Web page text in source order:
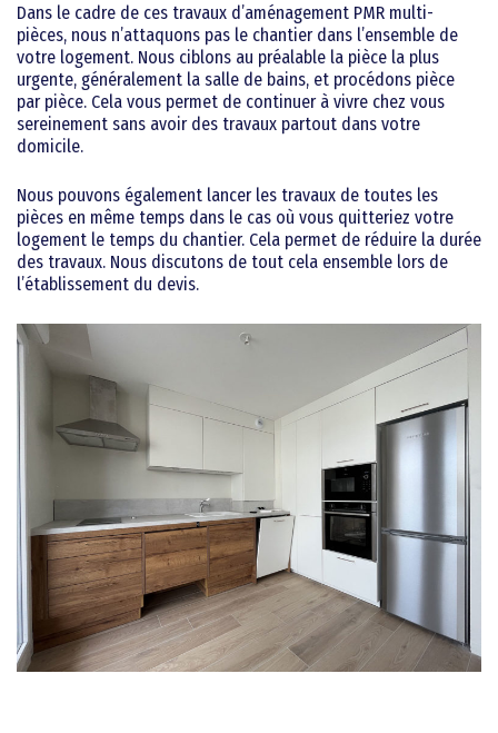
Dans le cadre de ces travaux d’aménagement PMR multi-
pièces, nous n’attaquons pas le chantier dans l’ensemble de
votre logement. Nous ciblons au préalable la pièce la plus
urgente, généralement la salle de bains, et procédons pièce
par pièce. Cela vous permet de continuer à vivre chez vous
sereinement sans avoir des travaux partout dans votre
domicile.
Nous pouvons également lancer les travaux de toutes les
pièces en même temps dans le cas où vous quitteriez votre
logement le temps du chantier. Cela permet de réduire la durée
des travaux. Nous discutons de tout cela ensemble lors de
l’établissement du devis.